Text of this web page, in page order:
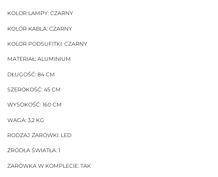
KOLOR LAMPY: CZARNY
KOLOR KABLA: CZARNY
KOLOR PODSUFITKI: CZARNY
MATERIAŁ: ALUMINIUM
DŁUGOŚĆ: 84 CM
SZEROKOŚĆ: 45 CM
WYSOKOŚĆ: 160 CM
WAGA: 3,2 KG
RODZAJ ŻARÓWKI: LED
ŹRÓDŁA ŚWIATŁA: 1
ŻARÓWKA W KOMPLECIE: TAK